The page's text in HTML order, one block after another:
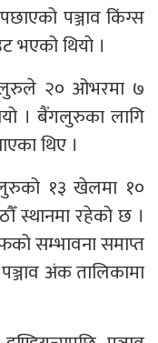
पञ्जाव किंग्स
थियो ।
२० ओभरमा ७
। बैंगलुरुका लागि
थिए ।
१३ खेलमा १०
रहेको छ ।
सम्भावना समाप्त
अंक तालिकामा